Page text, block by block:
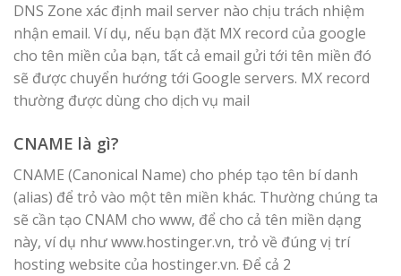
DNS Zone xác định mail server nào chịu trách nhiệm
nhận email. Ví dụ, nếu bạn đặt MX record của google
cho tên miền của bạn, tất cả email gửi tới tên miền đó
sẽ được chuyển hướng tới Google servers. MX record
thường được dùng cho dịch vụ mail
CNAME là gì?
CNAME (Canonical Name) cho phép tạo tên bí danh
(alias) để trỏ vào một tên miền khác. Thường chúng ta
sẽ cần tạo CNAM cho www, để cho cả tên miền dạng
này, ví dụ như www.hostinger.vn, trỏ về đúng vị trí
hosting website của hostinger.vn. Để cả 2